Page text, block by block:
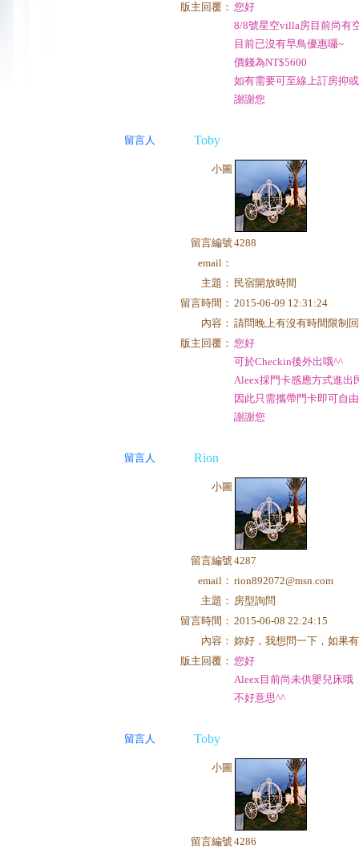
版主回覆： 您好
8/8號星空villa房目前尚有
目前已沒有早鳥優惠囉~
價錢為NT$5600
如有需要可至線上訂房抑
謝謝您
留言人 Toby
小圖
留言編號4288
email：
主題： 民宿開放時間
留言時間： 2015-06-09 12:31:24
內容： 請問晚上有沒有時間限制
版主回覆： 您好
可於Checkin後外出哦^^
Aleex採門卡感應方式進出
因此只需攜帶門卡即可自
謝謝您
留言人 Rion
小圖
留言編號4287
email： rion892072@msn.com
主題： 房型詢問
留言時間： 2015-06-08 22:24:15
內容： 妳好，我想問一下，如果
版主回覆： 您好
Aleex目前尚未供嬰兒床哦
不好意思^^
留言人 Toby
小圖
留言編號4286